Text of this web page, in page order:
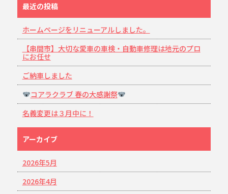
最近の投稿
ホームページをリニューアルしました。
【串間市】大切な愛車の車検・自動車修理は地元のプロ
にお任せ
ご納車しました
コアラクラブ 春の大感謝祭
名義変更は３月中に！
アーカイブ
2026年5月
2026年4月